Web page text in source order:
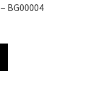
BG00004